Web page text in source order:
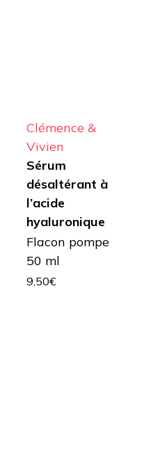
Clémence &
Vivien
Sérum
désaltérant à
l’acide
hyaluronique
Flacon pompe
50 ml
9,50€